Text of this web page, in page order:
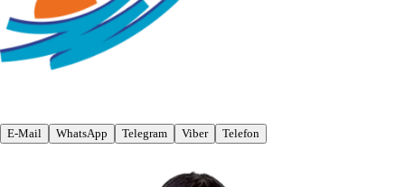
E-Mail WhatsApp Telegram Viber Telefon